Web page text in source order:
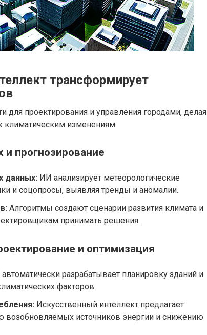
трансформирует
проектирования и управления городами, делая
климатическим изменениям.
прогнозирование
данных: ИИ анализирует метеорологические
и соцопросы, выявляя тренды и аномалии.
Алгоритмы создают сценарии развития климата и
принимать решения.
и оптимизация
разрабатывает планировку зданий и
факторов.
Искусственный интеллект предлагает
возобновляемых источников энергии и снижению